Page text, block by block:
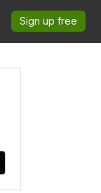
Sign up free